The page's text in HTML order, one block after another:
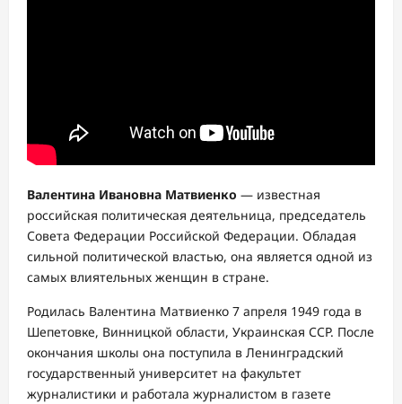
Валентина Ивановна Матвиенко — известная
российская политическая деятельница, председатель
Совета Федерации Российской Федерации. Обладая
сильной политической властью, она является одной из
самых влиятельных женщин в стране.
Родилась Валентина Матвиенко 7 апреля 1949 года в
Шепетовке, Винницкой области, Украинская ССР. После
окончания школы она поступила в Ленинградский
государственный университет на факультет
журналистики и работала журналистом в газете